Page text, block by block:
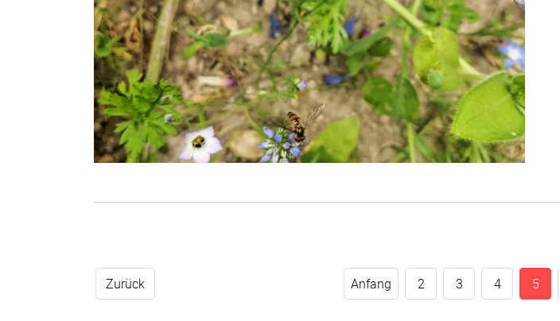
Zurück Anfang 2 3 4 5